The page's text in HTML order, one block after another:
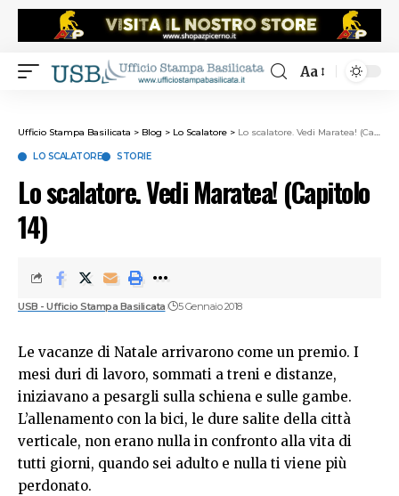
Aa
Ufficio Stampa Basilicata > Blog > Lo Scalatore > Lo scalatore. Vedi Maratea! (Capitolo 14)
LO SCALATORE STORIE
Lo scalatore. Vedi Maratea! (Capitolo
14)
USB - Ufficio Stampa Basilicata 5 Gennaio 2018
Le vacanze di Natale arrivarono come un premio. I
mesi duri di lavoro, sommati a treni e distanze,
iniziavano a pesargli sulla schiena e sulle gambe.
L’allenamento con la bici, le dure salite della città
verticale, non erano nulla in confronto alla vita di
tutti giorni, quando sei adulto e nulla ti viene più
perdonato.